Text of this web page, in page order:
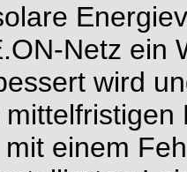
Netz ein
wird
einem